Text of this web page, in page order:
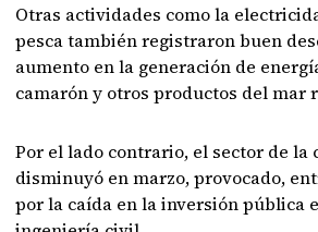
Otras actividades como la
pesca también registraron buen
aumento en la generación de
camarón y otros productos del mar
Por el lado contrario, el sector de la
disminuyó en marzo, provocado,
por la caída en la inversión pública